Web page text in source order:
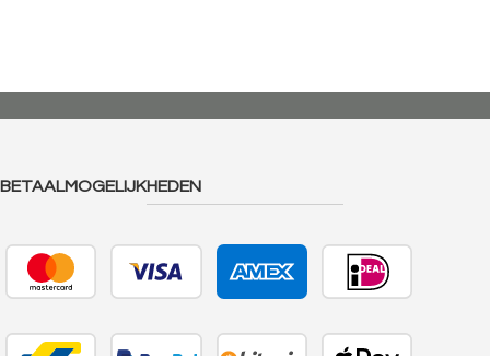
BETAALMOGELIJKHEDEN